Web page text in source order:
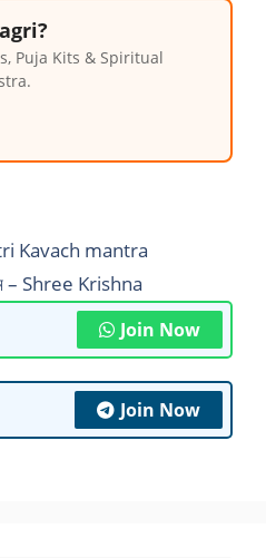
Puja Kits & Spiritual
Kavach mantra
– Shree Krishna
Join Now
Join Now